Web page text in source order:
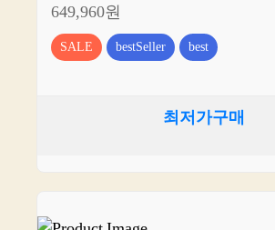
649,960원
SALE bestSeller best
최저가구매